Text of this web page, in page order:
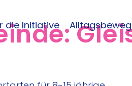
die Initiative